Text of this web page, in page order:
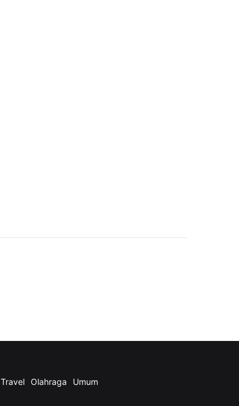
Travel Olahraga
Umum